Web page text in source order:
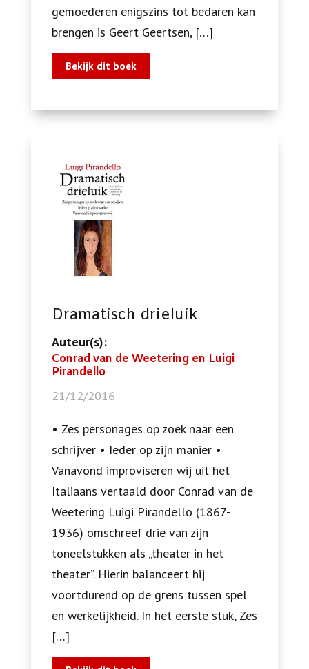
gemoederen enigszins tot bedaren kan
brengen is Geert Geertsen, […]
Bekijk dit boek
Dramatisch drieluik
Auteur(s):
Conrad van de Weetering en Luigi
Pirandello
21/12/2016
• Zes personages op zoek naar een
schrijver • Ieder op zijn manier •
Vanavond improviseren wij uit het
Italiaans vertaald door Conrad van de
Weetering Luigi Pirandello (1867-
1936) omschreef drie van zijn
toneelstukken als „theater in het
theater”. Hierin balanceert hij
voortdurend op de grens tussen spel
en werkelijkheid. In het eerste stuk, Zes
[…]